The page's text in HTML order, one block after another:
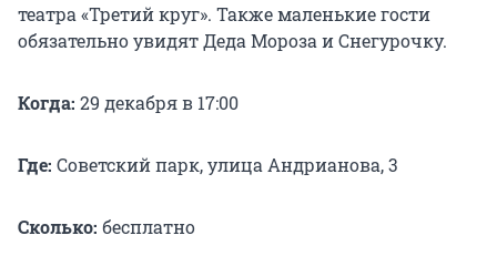
театра «Третий круг». Также маленькие гости
обязательно увидят Деда Мороза и Снегурочку.
Когда: 29 декабря в 17:00
Где: Советский парк, улица Андрианова, 3
Сколько: бесплатно